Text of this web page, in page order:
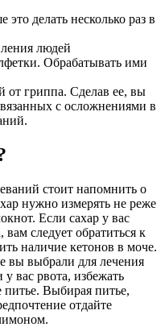
делать несколько раз в
людей
Обрабатывать ими
от гриппа. Сделав ее, вы
с осложнениями в
стоит напомнить о
нужно измерять не реже
Если сахар у вас
следует обратиться к
наличие кетонов в моче.
вы выбрали для лечения
вас рвота, избежать
Выбирая питье,
отдайте